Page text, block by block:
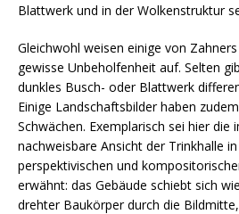
Blattwerk und in der Wolkenstruktur
Gleichwohl weisen einige von
gewisse Unbeholfenheit auf. Selten
dunkles Busch- oder Blattwerk
Einige Landschaftsbilder haben
Schwächen. Exemplarisch sei hier die
nachweisbare Ansicht der Trinkhalle
perspektivischen und
erwähnt: das Gebäude schiebt sich
drehter Baukörper durch die